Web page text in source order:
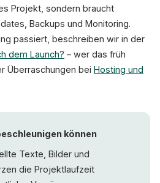
Projekt, sondern braucht
Backups und Monitoring.
passiert, beschreiben wir in der
dem Launch? – wer das früh
Überraschungen bei Hosting und
können
Texte, Bilder und
die Projektlaufzeit